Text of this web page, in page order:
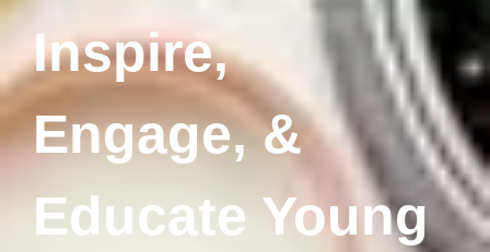
Inspire,
Engage, &
Educate Young